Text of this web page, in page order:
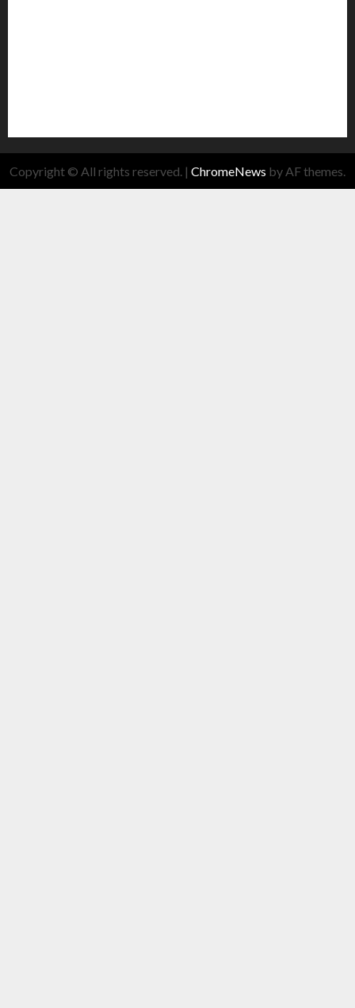
Copyright © All rights reserved. | ChromeNews by AF themes.